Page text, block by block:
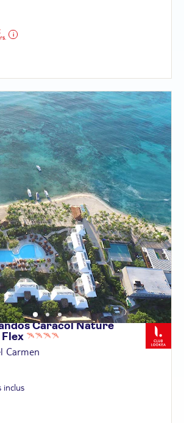
Caracol Nature
Flex
Carmen
inclus